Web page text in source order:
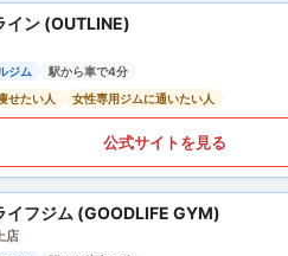
イン (OUTLINE)
ジム
駅から車で4分
せたい人
女性専用ジムに通いたい人
公式サイトを見る
イフジム (GOODLIFE GYM)
店